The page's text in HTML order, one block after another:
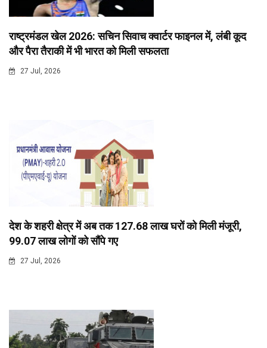
राष्ट्रमंडल खेल 2026: सचिन सिवाच क्वार्टर फाइनल में, लंबी कूद
और पैरा तैराकी में भी भारत को मिली सफलता
27 Jul, 2026
देश के शहरी क्षेत्र में अब तक 127.68 लाख घरों को मिली मंजूरी,
99.07 लाख लोगों को सौंपे गए
27 Jul, 2026